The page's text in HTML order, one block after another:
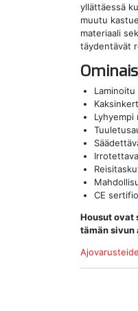
yllättäessä
muutu
materiaali
täydentävät
Lyhyempi
CE
Housut ovat
tämän sivun